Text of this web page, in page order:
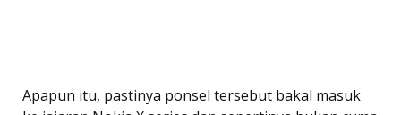
Apapun itu, pastinya ponsel tersebut bakal masuk